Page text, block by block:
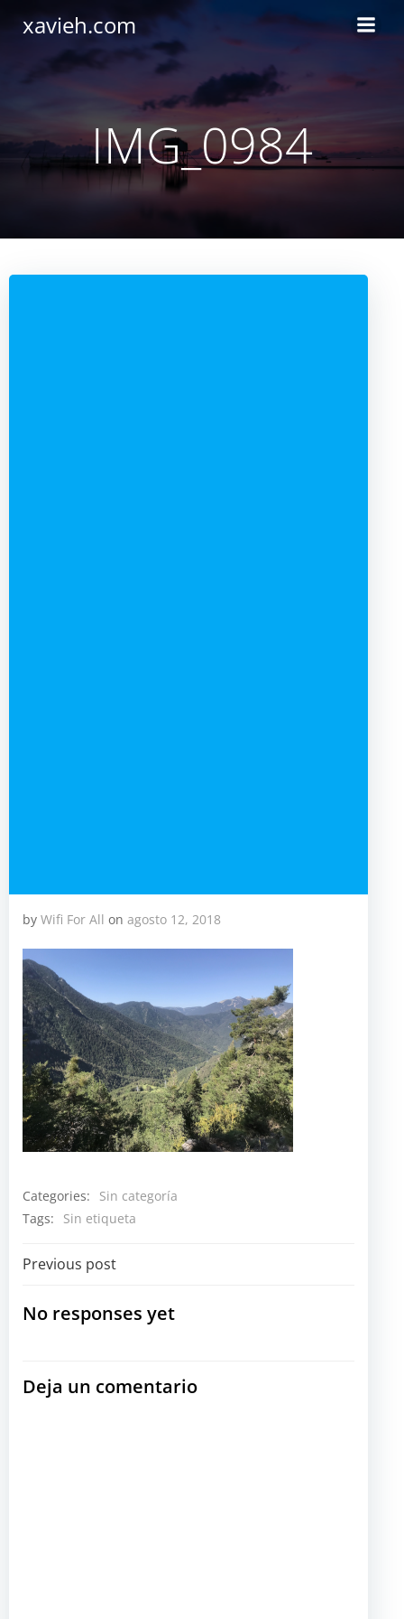
xavieh.com
IMG_0984
by Wifi For All on agosto 12, 2018
Categories:
Sin categoría
Tags:
Sin etiqueta
Navegación
por
entradas
Previous post
No responses yet
Deja un comentario